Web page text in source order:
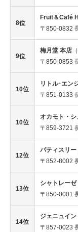
8位
Fruit＆Café
〒850-0832
9位
梅月堂 本店
〒850-0853
10位
リトル･エン
〒851-0133
10位
オカモト・
〒859-3721
12位
パティスリー
〒852-8002
13位
シャトレー
〒850-0001
14位
ジェニュイン
〒857-0023